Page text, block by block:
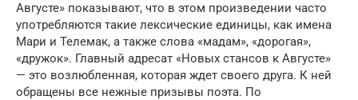
Августе» показывают, что в этом произведении часто
употребляются такие лексические единицы, как имена
Мари и Телемак, а также слова «мадам», «дорогая»,
«дружок». Главный адресат «Новых стансов к Августе»
— это возлюбленная, которая ждет своего друга. К ней
обращены все нежные призывы поэта. По